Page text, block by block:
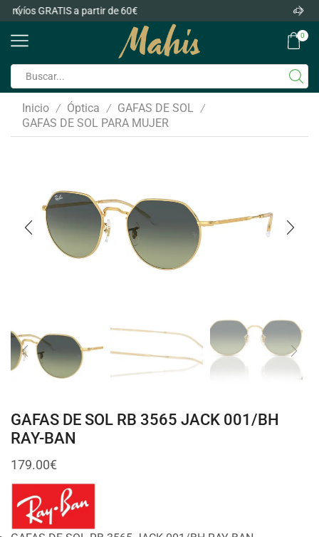
Envíos GRATIS a partir de 60€
0
Inicio / Óptica / GAFAS DE SOL /
GAFAS DE SOL PARA MUJER
GAFAS DE SOL RB 3565 JACK 001/BH
RAY-BAN
179.00€